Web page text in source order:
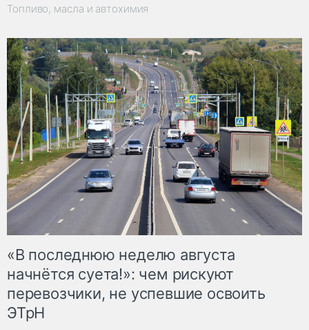
Топливо, масла и автохимия
«В последнюю неделю августа
начнётся суета!»: чем рискуют
перевозчики, не успевшие освоить
ЭТрН